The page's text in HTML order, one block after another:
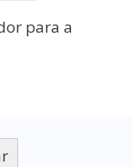
para a